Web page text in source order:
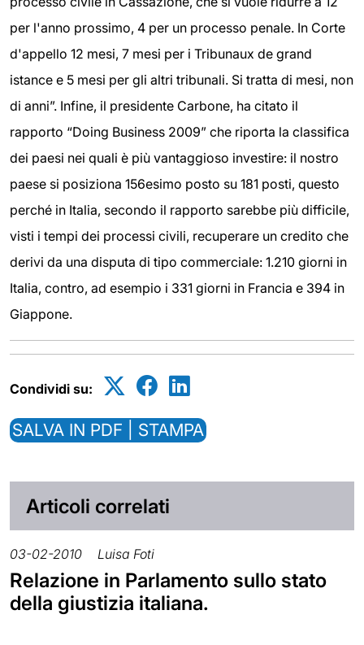
per l'anno prossimo, 4 per un processo penale. In Corte
d'appello 12 mesi, 7 mesi per i Tribunaux de grand
istance e 5 mesi per gli altri tribunali. Si tratta di mesi, non
di anni”. Infine, il presidente Carbone, ha citato il
rapporto “Doing Business 2009” che riporta la classifica
dei paesi nei quali è più vantaggioso investire: il nostro
paese si posiziona 156esimo posto su 181 posti, questo
perché in Italia, secondo il rapporto sarebbe più difficile,
visti i tempi dei processi civili, recuperare un credito che
derivi da una disputa di tipo commerciale: 1.210 giorni in
Italia, contro, ad esempio i 331 giorni in Francia e 394 in
Giappone.
Condividi su:
SALVA IN PDF | STAMPA
Articoli correlati
03-02-2010 Luisa Foti
Relazione in Parlamento sullo stato
della giustizia italiana.